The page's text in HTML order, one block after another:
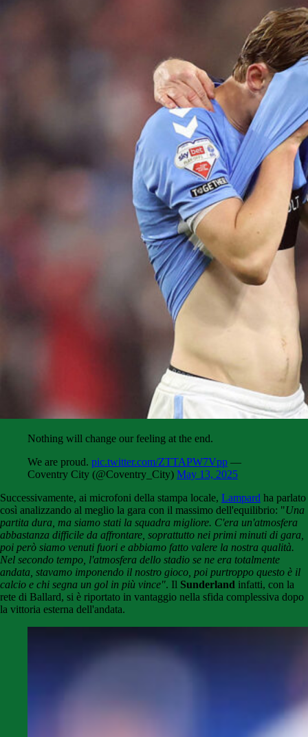
Nothing will change our feeling at the end.
We are proud. pic.twitter.com/ZTTAPW7Vpp —
Coventry City (@Coventry_City) May 13, 2025
Successivamente, ai microfoni della stampa locale, Lampard ha parlato
così analizzando al meglio la gara con il massimo dell'equilibrio: "Una
partita dura, ma siamo stati la squadra migliore. C'era un'atmosfera
abbastanza difficile da affrontare, soprattutto nei primi minuti di gara,
poi però siamo venuti fuori e abbiamo fatto valere la nostra qualità.
Nel secondo tempo, l'atmosfera dello stadio se ne era totalmente
andata, stavamo imponendo il nostro gioco, poi purtroppo questo è il
calcio e chi segna un gol in più vince". Il Sunderland infatti, con la
rete di Ballard, si è riportato in vantaggio nella sfida complessiva dopo
la vittoria esterna dell'andata.